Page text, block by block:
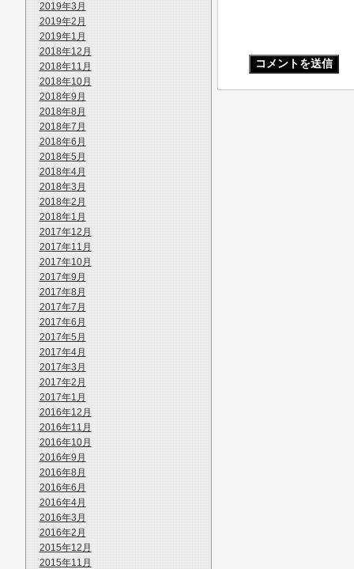
2019年3月
2019年2月
2019年1月
2018年12月
2018年11月
2018年10月
2018年9月
2018年8月
2018年7月
2018年6月
2018年5月
2018年4月
2018年3月
2018年2月
2018年1月
2017年12月
2017年11月
2017年10月
2017年9月
2017年8月
2017年7月
2017年6月
2017年5月
2017年4月
2017年3月
2017年2月
2017年1月
2016年12月
2016年11月
2016年10月
2016年9月
2016年8月
2016年6月
2016年4月
2016年3月
2016年2月
2015年12月
2015年11月